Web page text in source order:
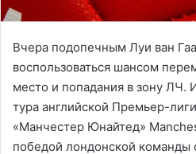
Вчера подопечным Луи ван
воспользоваться шансом
место и попадания в зону ЛЧ.
тура английской Премьер-
«Манчестер Юнайтед»
победой лондонской команды